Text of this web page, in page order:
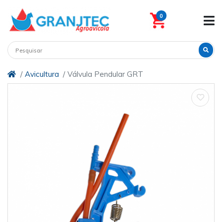
0
Avicultura Válvula Pendular GRT